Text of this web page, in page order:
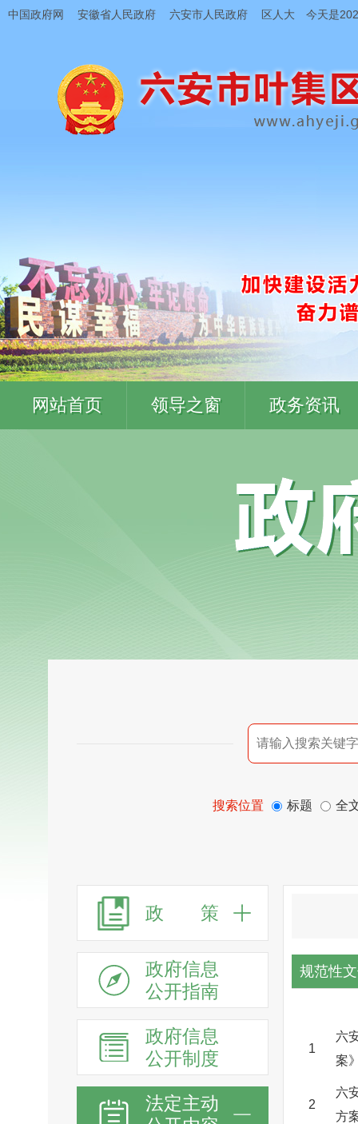
中国政府网 安徽省人民政府 六安市人民政府 区人大 今天是
网站首页 领导之窗 政务资讯
搜索位置 标题 全
政 策
政府信息
公开指南
政府信息
公开制度
法定主动
规范性
1
六
案
2
六
方